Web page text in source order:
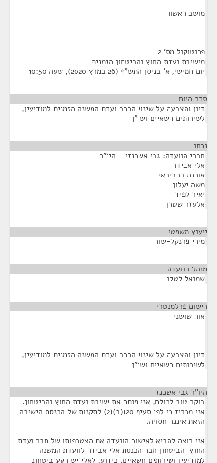
מושב ראשון
פרוטוקול מס' 2
מישיבת ועדת החוץ והביטחון הזמנית
יום חמישי, א' בניסן התש"ף (26 במרץ 2020), שעה 10:50
סדר היום
דיון והצבעה על שינוי הרכב ועדת המשנה הזמנית למודיעין,
לשירותים חשאיים ושו"ן
נכחו
חברי הוועדה: גבי אשכנזי – היו"ר
אלי אבידר
אורנה ברביבאי
משה יעלון
יאיר לפיד
אלעזר שטרן
ייעוץ משפטי
מירי פרנקל-שור
מנהל הוועדה
שמואל לטקו
רישום פרלמנטרי
אור שושני
דיון והצבעה על שינוי הרכב ועדת המשנה הזמנית למודיעין,
לשירותים חשאיים ושו"ן
היו"ר גבי אשכנזי
בוקר טוב לכולם, אני פותח את ישיבת ועדת החוץ והביטחון.
אני מכריז כי לפי סעיף 120(ב)(2) לתקנות של הכנסת הישיבה
הזאת איננה חסויה.
אני רוצה להביא לאישור הוועדה את הצטרפותו של חבר ועדת
החוץ והביטחון חבר הכנסת אלי אבידר לוועדת המשנה
למודיעין ושירותים חשאיים. כידוע, לאלי יש רקע ביטחוני